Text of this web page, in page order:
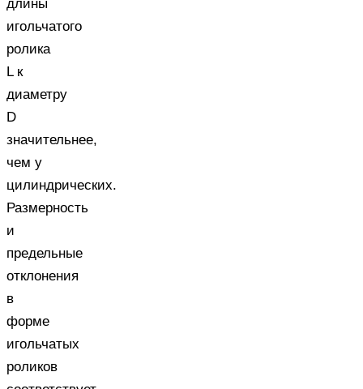
длины
игольчатого
ролика
L к
диаметру
D
значительнее,
чем у
цилиндрических.
Размерность
и
предельные
отклонения
в
форме
игольчатых
роликов